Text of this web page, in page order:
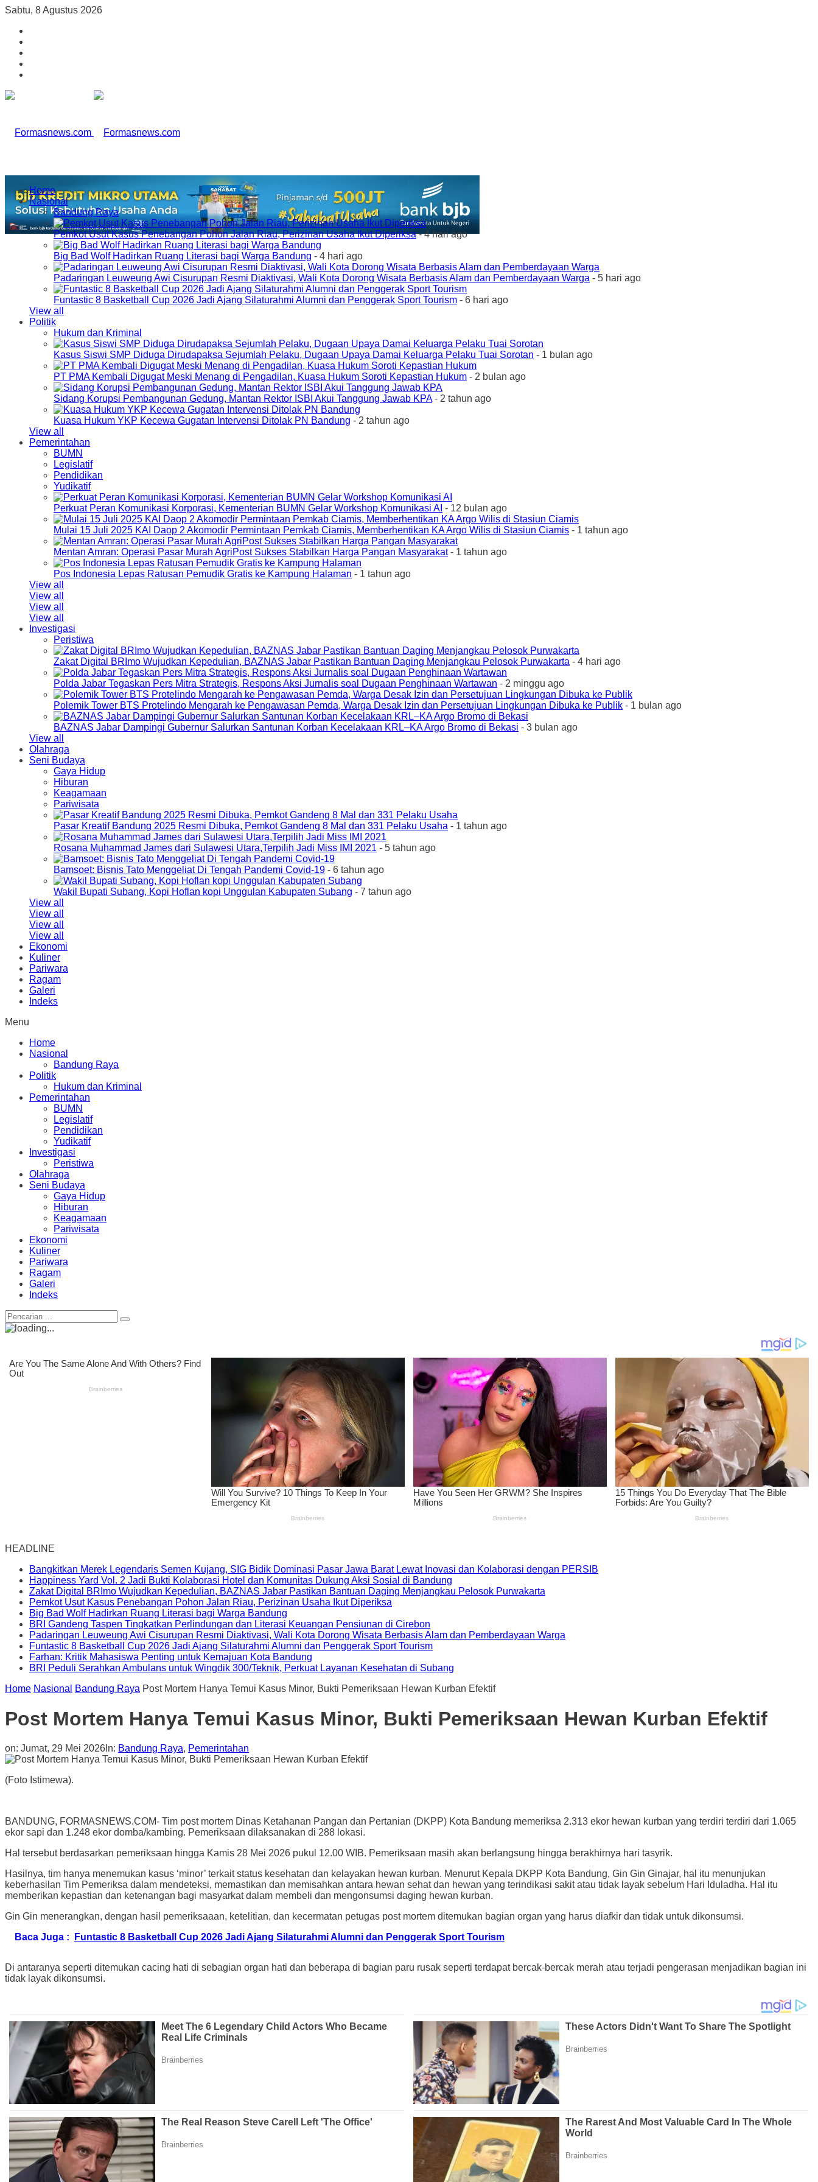
Sabtu, 8 Agustus 2026
Home
Nasional
Bandung Raya
Pemkot Usut Kasus Penebangan Pohon Jalan Riau, Perizinan Usaha Ikut Diperiksa- 4 hari ago
Big Bad Wolf Hadirkan Ruang Literasi bagi Warga Bandung - 4 hari ago
Padaringan Leuweung Awi Cisurupan Resmi Diaktivasi, Wali Kota Dorong Wisata Berbasis Alam dan Pemberdayaan Warga - 5 hari ago
Funtastic 8 Basketball Cup 2026 Jadi Ajang Silaturahmi Alumni dan Penggerak Sport Tourism - 6 hari ago
View all
Politik
Hukum dan Kriminal
Kasus Siswi SMP Diduga Dirudapaksa Sejumlah Pelaku, Dugaan Upaya Damai Keluarga Pelaku Tuai Sorotan - 1 bulan ago
PT PMA Kembali Digugat Meski Menang di Pengadilan, Kuasa Hukum Soroti Kepastian Hukum - 2 bulan ago
Sidang Korupsi Pembangunan Gedung, Mantan Rektor ISBI Akui Tanggung Jawab KPA- 2 tahun ago
Kuasa Hukum YKP Kecewa Gugatan Intervensi Ditolak PN Bandung - 2 tahun ago
View all
Pemerintahan
BUMN
Legislatif
Pendidikan
Yudikatif
Perkuat Peran Komunikasi Korporasi, Kementerian BUMN Gelar Workshop Komunikasi AI - 12 bulan ago
Mulai 15 Juli 2025 KAI Daop 2 Akomodir Permintaan Pemkab Ciamis, Memberhentikan KA Argo Wilis di Stasiun Ciamis - 1 tahun ago
Mentan Amran: Operasi Pasar Murah AgriPost Sukses Stabilkan Harga Pangan Masyarakat- 1 tahun ago
Pos Indonesia Lepas Ratusan Pemudik Gratis ke Kampung Halaman - 1 tahun ago
View all
View all
View all
View all
Investigasi
Peristiwa
Zakat Digital BRImo Wujudkan Kepedulian, BAZNAS Jabar Pastikan Bantuan Daging Menjangkau Pelosok Purwakarta - 4 hari ago
Polda Jabar Tegaskan Pers Mitra Strategis, Respons Aksi Jurnalis soal Dugaan Penghinaan Wartawan - 2 minggu ago
Polemik Tower BTS Protelindo Mengarah ke Pengawasan Pemda, Warga Desak Izin dan Persetujuan Lingkungan Dibuka ke Publik - 1 bulan ago
BAZNAS Jabar Dampingi Gubernur Salurkan Santunan Korban Kecelakaan KRL–KA Argo Bromo di Bekasi - 3 bulan ago
View all
Olahraga
Seni Budaya
Gaya Hidup
Hiburan
Keagamaan
Pariwisata
Pasar Kreatif Bandung 2025 Resmi Dibuka, Pemkot Gandeng 8 Mal dan 331 Pelaku Usaha - 1 tahun ago
Rosana Muhammad James dari Sulawesi Utara,Terpilih Jadi Miss IMI 2021 - 5 tahun ago
Bamsoet: Bisnis Tato Menggeliat Di Tengah Pandemi Covid-19 - 6 tahun ago
Wakil Bupati Subang, Kopi Hoflan kopi Unggulan Kabupaten Subang - 7 tahun ago
View all
View all
View all
View all
Ekonomi
Kuliner
Pariwara
Ragam
Galeri
Indeks
Menu
Home
Nasional
Bandung Raya
Politik
Hukum dan Kriminal
Pemerintahan
BUMN
Legislatif
Pendidikan
Yudikatif
Investigasi
Peristiwa
Olahraga
Seni Budaya
Gaya Hidup
Hiburan
Keagamaan
Pariwisata
Ekonomi
Kuliner
Pariwara
Ragam
Galeri
Indeks
HEADLINE
Bangkitkan Merek Legendaris Semen Kujang, SIG Bidik Dominasi Pasar Jawa Barat Lewat Inovasi dan Kolaborasi dengan PERSIB
Happiness Yard Vol. 2 Jadi Bukti Kolaborasi Hotel dan Komunitas Dukung Aksi Sosial di Bandung
Zakat Digital BRImo Wujudkan Kepedulian, BAZNAS Jabar Pastikan Bantuan Daging Menjangkau Pelosok Purwakarta
Pemkot Usut Kasus Penebangan Pohon Jalan Riau, Perizinan Usaha Ikut Diperiksa
Big Bad Wolf Hadirkan Ruang Literasi bagi Warga Bandung
BRI Gandeng Taspen Tingkatkan Perlindungan dan Literasi Keuangan Pensiunan di Cirebon
Padaringan Leuweung Awi Cisurupan Resmi Diaktivasi, Wali Kota Dorong Wisata Berbasis Alam dan Pemberdayaan Warga
Funtastic 8 Basketball Cup 2026 Jadi Ajang Silaturahmi Alumni dan Penggerak Sport Tourism
Farhan: Kritik Mahasiswa Penting untuk Kemajuan Kota Bandung
BRI Peduli Serahkan Ambulans untuk Wingdik 300/Teknik, Perkuat Layanan Kesehatan di Subang
Home Nasional Bandung Raya Post Mortem Hanya Temui Kasus Minor, Bukti Pemeriksaan Hewan Kurban Efektif
Post Mortem Hanya Temui Kasus Minor, Bukti Pemeriksaan Hewan Kurban Efektif
on: Jumat, 29 Mei 2026 In: Bandung Raya, Pemerintahan
(Foto Istimewa).
BANDUNG, FORMASNEWS.COM- Tim post mortem Dinas Ketahanan Pangan dan Pertanian (DKPP) Kota Bandung memeriksa 2.313 ekor hewan kurban yang terdiri terdiri dari 1.065
ekor sapi dan 1.248 ekor domba/kambing. Pemeriksaan dilaksanakan di 288 lokasi.
Hal tersebut berdasarkan pemeriksaan hingga Kamis 28 Mei 2026 pukul 12.00 WIB. Pemeriksaan masih akan berlangsung hingga berakhirnya hari tasyrik.
Hasilnya, tim hanya menemukan kasus ‘minor’ terkait status kesehatan dan kelayakan hewan kurban. Menurut Kepala DKPP Kota Bandung, Gin Gin Ginajar, hal itu menunjukan
keberhasilan Tim Pemeriksa dalam mendeteksi, memastikan dan memisahkan antara hewan sehat dan hewan yang terindikasi sakit atau tidak layak sebelum Hari Iduladha. Hal itu
memberikan kepastian dan ketenangan bagi masyarkat dalam membeli dan mengonsumsi daging hewan kurban.
Gin Gin menerangkan, dengan hasil pemeriksaaan, ketelitian, dan kecermatan petugas post mortem ditemukan bagian organ yang harus diafkir dan tidak untuk dikonsumsi.
Baca Juga :
Funtastic 8 Basketball Cup 2026 Jadi Ajang Silaturahmi Alumni dan Penggerak Sport Tourism
Di antaranya seperti ditemukan cacing hati di sebagian organ hati dan beberapa di bagian paru rusak seperti terdapat bercak-bercak merah atau terjadi pengerasan menjadikan bagian ini
tidak layak dikonsumsi.